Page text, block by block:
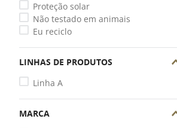
Proteção solar
Não testado em animais
Eu reciclo
LINHAS DE PRODUTOS
Linha A
MARCA